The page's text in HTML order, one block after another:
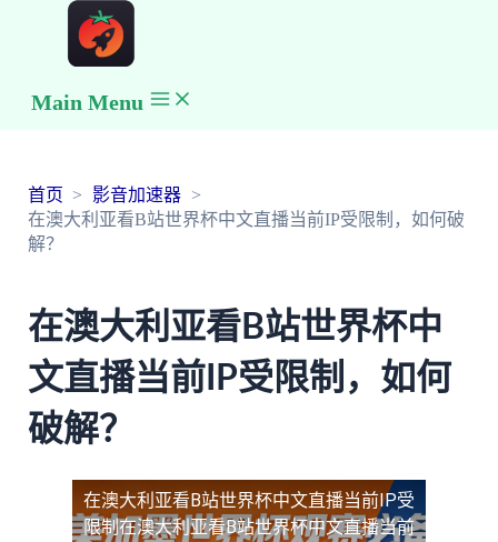
Main Menu
首页
影音加速器
在澳大利亚看B站世界杯中文直播当前IP受限制，如何破
解？
在澳大利亚看B站世界杯中
文直播当前IP受限制，如何
破解？
在澳大利亚看B站世界杯中文直播当前IP受
限制在澳大利亚看B站世界杯中文直播当前